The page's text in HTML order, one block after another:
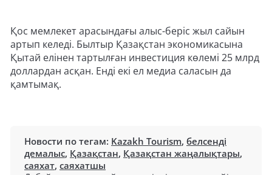
Қос мемлекет арасындағы алыс-беріс жыл сайын
артып келеді. Былтыр Қазақстан экономикасына
Қытай елінен тартылған инвестиция көлемі 25 млрд
доллардан асқан. Енді екі ел медиа саласын да
қамтымақ.
Новости по тегам: Kazakh Tourism, белсенді
демалыс, Қазақстан, Қазақстан жаңалықтары,
саяхат, саяхатшы